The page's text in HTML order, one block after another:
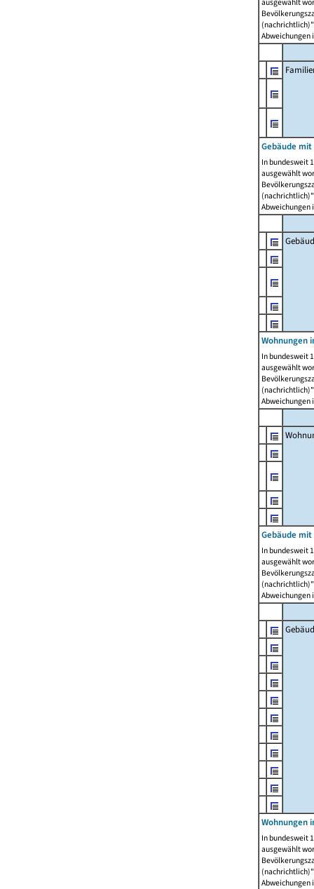
Abweichungen
Gebäude
In bundesweit
ausgewählt
Abweichungen
Wohnungen
In bundesweit
ausgewählt
Abweichungen
Gebäude
In bundesweit
ausgewählt
Abweichungen
Wohnungen
In bundesweit
ausgewählt
Abweichungen